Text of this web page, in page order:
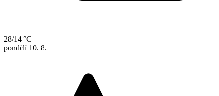
28/14 °C
pondělí 10. 8.